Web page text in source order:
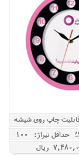
چاپ روی شیشه
حداقل تيراژ: 100